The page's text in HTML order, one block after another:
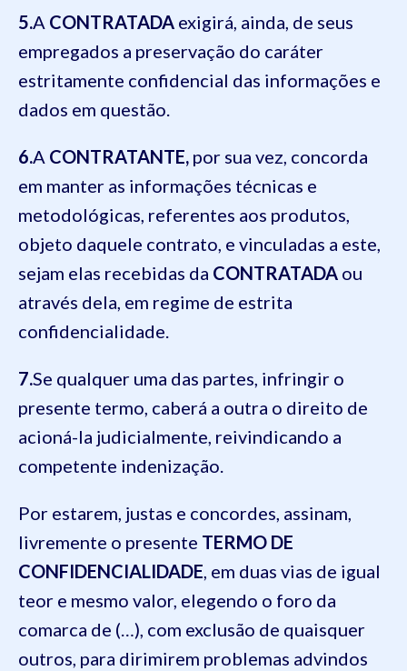
5.A CONTRATADA exigirá, ainda, de seus
empregados a preservação do caráter
estritamente confidencial das informações e
dados em questão.
6.A CONTRATANTE, por sua vez, concorda
em manter as informações técnicas e
metodológicas, referentes aos produtos,
objeto daquele contrato, e vinculadas a este,
sejam elas recebidas da CONTRATADA ou
através dela, em regime de estrita
confidencialidade.
7.Se qualquer uma das partes, infringir o
presente termo, caberá a outra o direito de
acioná-la judicialmente, reivindicando a
competente indenização.
Por estarem, justas e concordes, assinam,
livremente o presente TERMO DE
CONFIDENCIALIDADE, em duas vias de igual
teor e mesmo valor, elegendo o foro da
comarca de (…), com exclusão de quaisquer
outros, para dirimirem problemas advindos